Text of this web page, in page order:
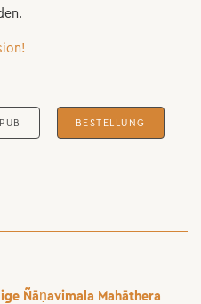
BESTELLUNG
Ñāṇavimala Mahāthera